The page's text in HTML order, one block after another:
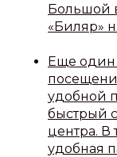
Большой
«Биляр»
Еще один
удобной
быстрый
центра. В
удобная